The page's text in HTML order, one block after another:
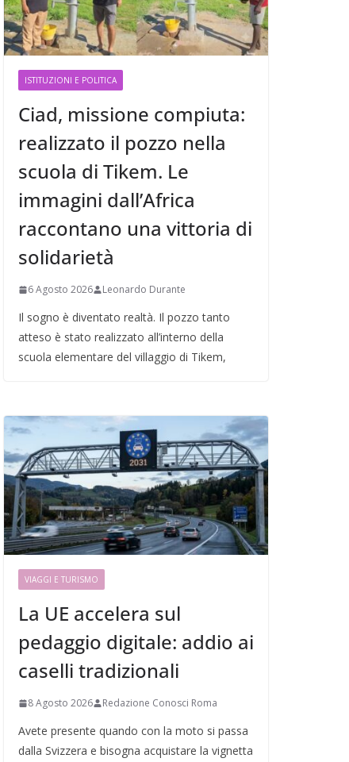
ISTITUZIONI E POLITICA
Ciad, missione compiuta:
realizzato il pozzo nella
scuola di Tikem. Le
immagini dall’Africa
raccontano una vittoria di
solidarietà
6 Agosto 2026 Leonardo Durante
Il sogno è diventato realtà. Il pozzo tanto
atteso è stato realizzato all’interno della
scuola elementare del villaggio di Tikem,
VIAGGI E TURISMO
La UE accelera sul
pedaggio digitale: addio ai
caselli tradizionali
8 Agosto 2026 Redazione Conosci Roma
Avete presente quando con la moto si passa
dalla Svizzera e bisogna acquistare la vignetta